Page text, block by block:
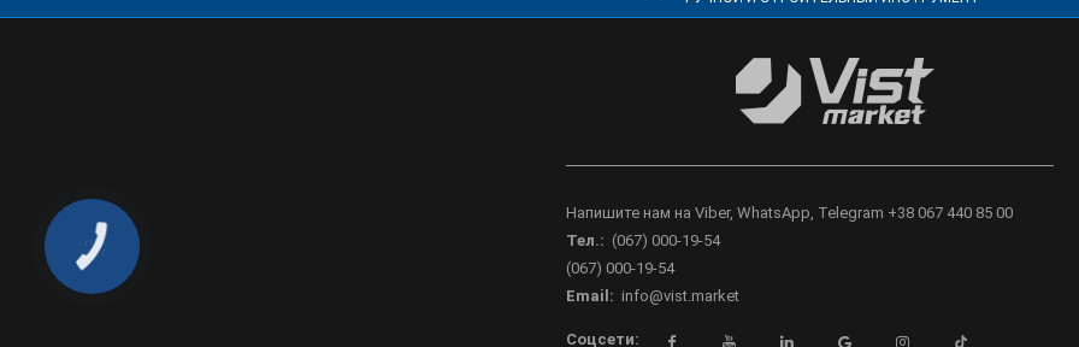
Напишите нам на Viber, WhatsApp, Telegram +38 067 440 85 00
Тел.: (067) 000-19-54
(067) 000-19-54
Email: info@vist.market
Соцсети:
КНОПКА
ЗВ'ЯЗКУ